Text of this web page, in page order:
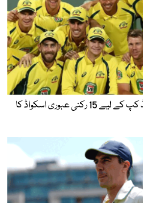
آسٹریلیا کا ٹی20 ورلڈ کپ کے لیے 15 رکنی عبوری اسکواڈ کا